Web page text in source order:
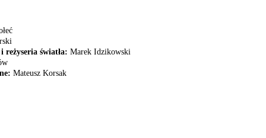
reżyseria światła: Marek Idzikowski
Mateusz Korsak